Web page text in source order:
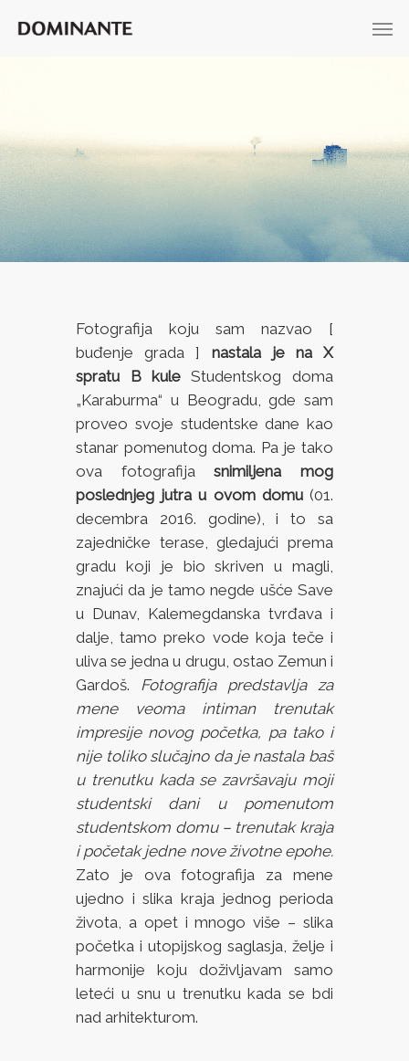
Fotografija koju sam nazvao [
buđenje grada ] nastala je na X
spratu B kule Studentskog doma
„Karaburma“ u Beogradu, gde sam
proveo svoje studentske dane kao
stanar pomenutog doma. Pa je tako
ova fotografijasnimiljena mog
poslednjeg jutra u ovom domu(01.
decembra 2016. godine), i to sa
zajedničke terase, gledajući prema
gradu koji je bio skriven u magli,
znajući da je tamo negde ušće Save
u Dunav, Kalemegdanska tvrđava i
dalje, tamo preko vode koja teče i
uliva se jedna u drugu, ostao Zemun i
Gardoš. Fotografija predstavlja za
mene veoma intiman trenutak
impresije novog početka, pa tako i
nije toliko slučajno da je nastala baš
u trenutku kada se završavaju moji
studentski dani u pomenutom
studentskom domu – trenutak kraja
i početak jedne nove životne epohe.
Zato je ova fotografija za mene
ujedno i slika kraja jednog perioda
života, a opet i mnogo više – slika
početka i utopijskog saglasja, želje i
harmonije koju doživljavam samo
leteći u snu u trenutku kada se bdi
nad arhitekturom.